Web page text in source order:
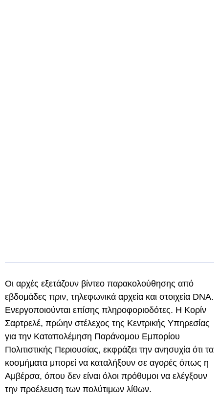
Οι αρχές εξετάζουν βίντεο παρακολούθησης από
εβδομάδες πριν, τηλεφωνικά αρχεία και στοιχεία DNA.
Ενεργοποιούνται επίσης πληροφοριοδότες. Η Κορίν
Σαρτρελέ, πρώην στέλεχος της Κεντρικής Υπηρεσίας
για την Καταπολέμηση Παράνομου Εμπορίου
Πολιτιστικής Περιουσίας, εκφράζει την ανησυχία ότι τα
κοσμήματα μπορεί να καταλήξουν σε αγορές όπως η
Αμβέρσα, όπου δεν είναι όλοι πρόθυμοι να ελέγξουν
την προέλευση των πολύτιμων λίθων.